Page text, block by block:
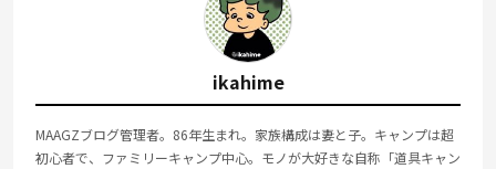
ikahime
MAAGZブログ管理者。86年生まれ。家族構成は妻と子。キャンプは超
初心者で、ファミリーキャンプ中心。モノが大好きな自称「道具キャン